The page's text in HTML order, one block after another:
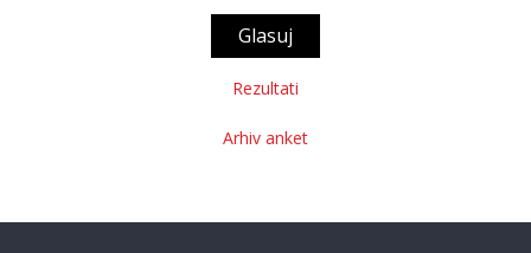
Rezultati
Arhiv anket